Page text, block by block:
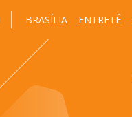
BRASÍLIA ENTRETÊ